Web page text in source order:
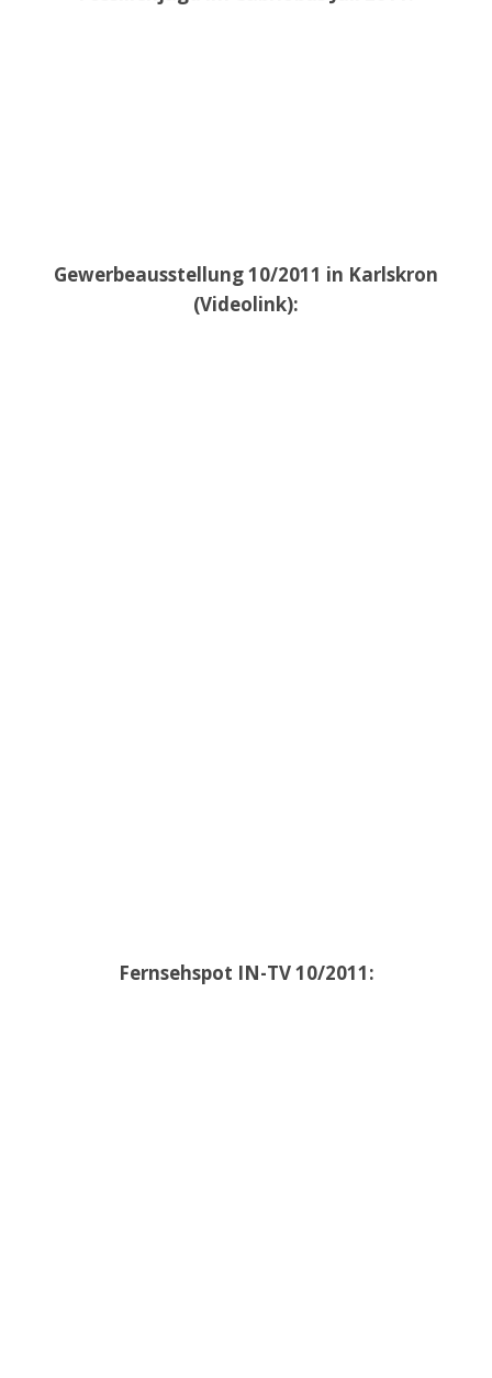
Gewerbeausstellung 10/2011 in Karlskron
(Videolink):
Fernsehspot IN-TV 10/2011: